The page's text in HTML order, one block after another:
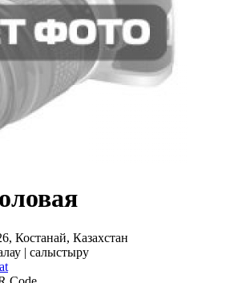
Костанай, Казахстан
| салыстыру